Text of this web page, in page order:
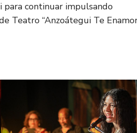
para continuar impulsando
Teatro “Anzoátegui Te